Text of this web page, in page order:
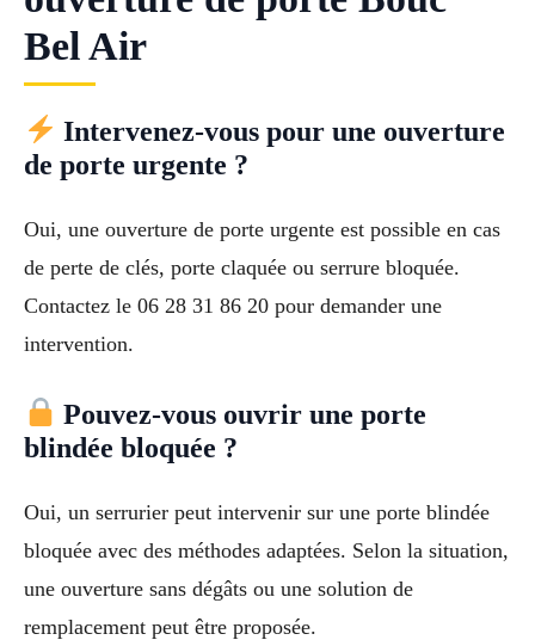
Bel Air
Intervenez-vous pour une ouverture
de porte urgente ?
Oui, une ouverture de porte urgente est possible en cas
de perte de clés, porte claquée ou serrure bloquée.
Contactez le 06 28 31 86 20 pour demander une
intervention.
Pouvez-vous ouvrir une porte
blindée bloquée ?
Oui, un serrurier peut intervenir sur une porte blindée
bloquée avec des méthodes adaptées. Selon la situation,
une ouverture sans dégâts ou une solution de
remplacement peut être proposée.